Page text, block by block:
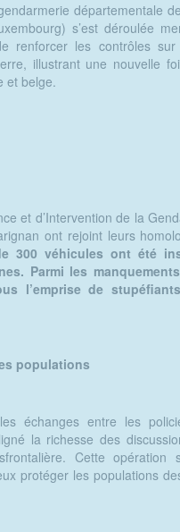
départementale
s’est déroulée
renforcer les contrôles
illustrant une nouvelle
et belge.
et d’Intervention de la
ont rejoint leurs
300 véhicules ont été
Parmi les
l’emprise de
populations
échanges entre les
la richesse des
Cette opération
protéger les populations